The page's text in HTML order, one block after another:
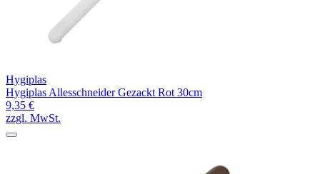
Hygiplas
Hygiplas Allesschneider Gezackt Rot 30cm
9,35 €
zzgl. MwSt.